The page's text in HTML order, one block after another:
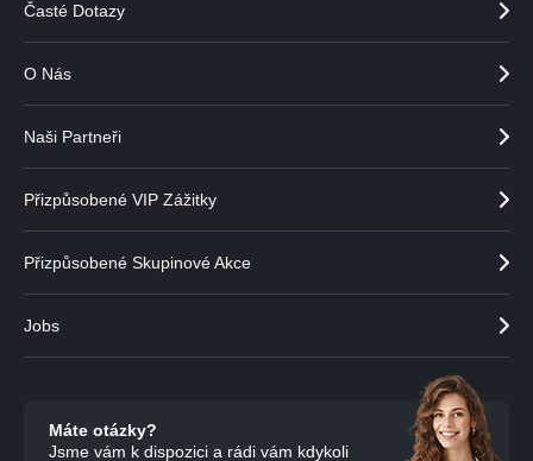
Časté Dotazy
O Nás
Naši Partneři
Přizpůsobené VIP Zážitky
Přizpůsobené Skupinové Akce
Jobs
Máte otázky?
Jsme vám k dispozici a rádi vám kdykoli